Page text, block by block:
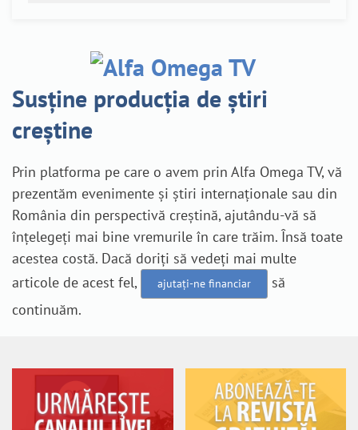
Susține producția de știri
creștine
Prin platforma pe care o avem prin Alfa Omega TV, vă
prezentăm evenimente și știri internaționale sau din
România din perspectivă creștină, ajutându-vă să
înțelegeți mai bine vremurile în care trăim. Însă toate
acestea costă. Dacă doriți să vedeți mai multe
articole de acest fel,
ajutați-ne financiar
să
continuăm.